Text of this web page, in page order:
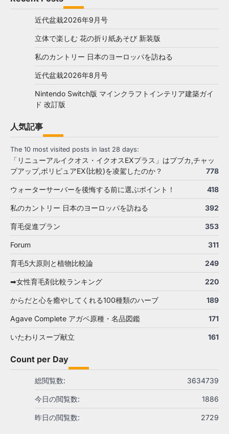
近代盆栽2026年9月号
立体で楽しむ 花の折り紙あそび 新装版
私のカントリー 日本のヨーロッパを訪ねる
近代盆栽2026年8月号
Nintendo Switch版 マインクラフトインテリア建築ガイ
ド 改訂版
人気記事
The 10 most visited posts in last 28 days:
「リニューアルイクオス・イクオスEXプラス」はブブカ,チャッ
プアップ,ポリピュアEX(比較)を凌駕したのか？
778
ウォーターサーバーを後悔する前に選ぶポイント！ 418
私のカントリー 日本のヨーロッパを訪ねる 392
育毛促進プラン 353
Forum 311
育毛5大原則と植物比較論 249
➡女性育毛剤比較ランキング 220
からだと心を癒やしてくれる100種類のハーブ 189
Agave Complete アガベ原種・名品図鑑 171
いたわりスープ献立 161
Count per Day
3634739
総閲覧数:
1886
今日の閲覧数:
2729
昨日の閲覧数: